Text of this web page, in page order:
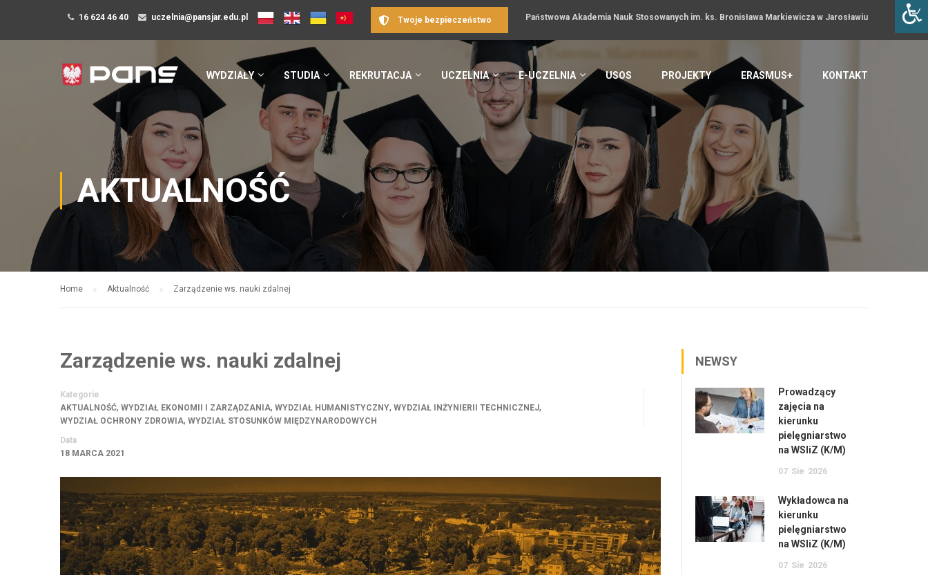
16 624 46 40 uczelnia@pansjar.edu.pl Państwowa Akademia Nauk Stosowanych im. ks. Bronisława Markiewicza w Jarosławiu
Twoje bezpieczeństwo
WYDZIAŁY STUDIA REKRUTACJA UCZELNIA E-UCZELNIA USOS PROJEKTY ERASMUS+ KONTAKT
AKTUALNOŚĆ
Home Aktualność Zarządzenie ws. nauki zdalnej
Zarządzenie ws. nauki zdalnej
Kategorie
AKTUALNOŚĆ, WYDZIAŁ EKONOMII I ZARZĄDZANIA, WYDZIAŁ HUMANISTYCZNY, WYDZIAŁ INŻYNIERII TECHNICZNEJ,
WYDZIAŁ OCHRONY ZDROWIA, WYDZIAŁ STOSUNKÓW MIĘDZYNARODOWYCH
Data
18 MARCA 2021
NEWSY
Prowadzący
zajęcia na
kierunku
pielęgniarstwo
na WSIiZ (K/M)
07 Sie 2026
Wykładowca na
kierunku
pielęgniarstwo
na WSIiZ (K/M)
07 Sie 2026